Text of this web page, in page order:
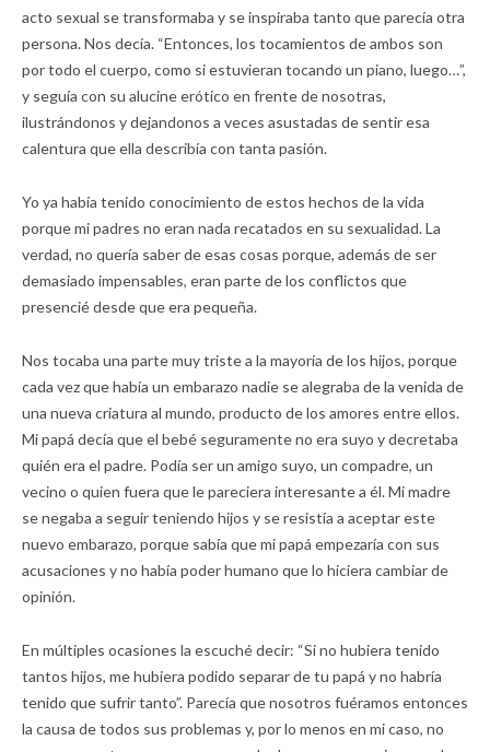
acto sexual se transformaba y se inspiraba tanto que parecía otra
persona. Nos decía. “Entonces, los tocamientos de ambos son
por todo el cuerpo, como si estuvieran tocando un piano, luego…”,
y seguía con su alucine erótico en frente de nosotras,
ilustrándonos y dejandonos a veces asustadas de sentir esa
calentura que ella describía con tanta pasión.
Yo ya había tenido conocimiento de estos hechos de la vida
porque mi padres no eran nada recatados en su sexualidad. La
verdad, no quería saber de esas cosas porque, además de ser
demasiado impensables, eran parte de los conflictos que
presencié desde que era pequeña.
Nos tocaba una parte muy triste a la mayoría de los hijos, porque
cada vez que había un embarazo nadie se alegraba de la venida de
una nueva criatura al mundo, producto de los amores entre ellos.
Mi papá decía que el bebé seguramente no era suyo y decretaba
quién era el padre. Podía ser un amigo suyo, un compadre, un
vecino o quien fuera que le pareciera interesante a él. Mi madre
se negaba a seguir teniendo hijos y se resistía a aceptar este
nuevo embarazo, porque sabía que mi papá empezaría con sus
acusaciones y no había poder humano que lo hiciera cambiar de
opinión.
En múltiples ocasiones la escuché decir: “Si no hubiera tenido
tantos hijos, me hubiera podido separar de tu papá y no habría
tenido que sufrir tanto”. Parecía que nosotros fuéramos entonces
la causa de todos sus problemas y, por lo menos en mi caso, no